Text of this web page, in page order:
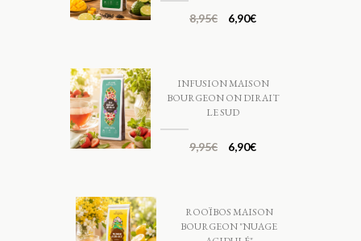
8,95€ 6,90€
INFUSION MAISON
BOURGEON ON DIRAIT
LE SUD
9,95€ 6,90€
ROOÏBOS MAISON
BOURGEON "NUAGE